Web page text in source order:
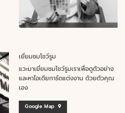
เยี่ยมชมโชว์รูม
แวะมาเยี่ยมชมโชว์รูมเราเพื่อดูตัวอย่าง
และหาไอเดียการ์ดแต่งงาน ด้วยตัวคุณ
เอง
Google Map